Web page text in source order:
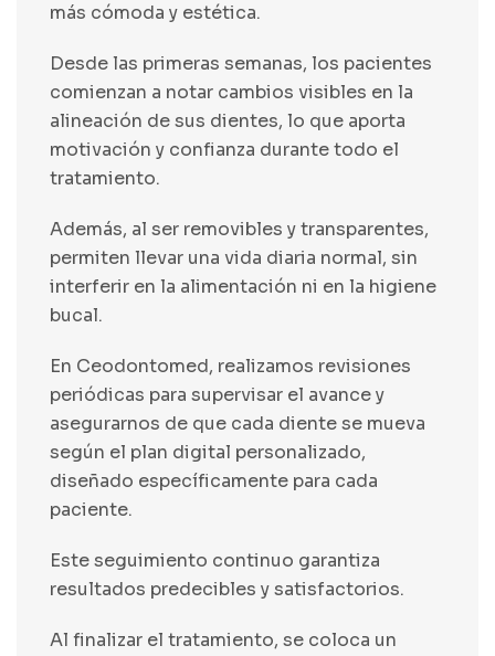
más cómoda y estética.
Desde las primeras semanas, los pacientes
comienzan a notar cambios visibles en la
alineación de sus dientes, lo que aporta
motivación y confianza durante todo el
tratamiento.
Además, al ser removibles y transparentes,
permiten llevar una vida diaria normal, sin
interferir en la alimentación ni en la higiene
bucal.
En Ceodontomed, realizamos revisiones
periódicas para supervisar el avance y
asegurarnos de que cada diente se mueva
según el plan digital personalizado,
diseñado específicamente para cada
paciente.
Este seguimiento continuo garantiza
resultados predecibles y satisfactorios.
Al finalizar el tratamiento, se coloca un